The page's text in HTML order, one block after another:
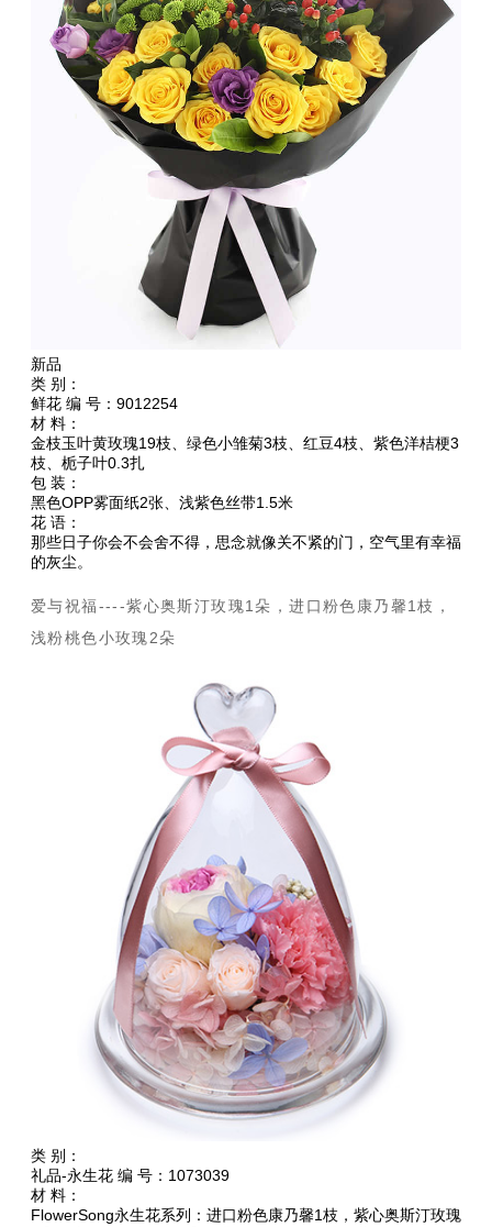
新品
类 别：
鲜花 编 号：9012254
材 料：
金枝玉叶黄玫瑰19枝、绿色小雏菊3枝、红豆4枝、紫色洋桔梗3
枝、栀子叶0.3扎
包 装：
黑色OPP雾面纸2张、浅紫色丝带1.5米
花 语：
那些日子你会不会舍不得，思念就像关不紧的门，空气里有幸福
的灰尘。
爱与祝福----紫心奥斯汀玫瑰1朵，进口粉色康乃馨1枝，
浅粉桃色小玫瑰2朵
类 别：
礼品-永生花 编 号：1073039
材 料：
FlowerSong永生花系列：进口粉色康乃馨1枝，紫心奥斯汀玫瑰